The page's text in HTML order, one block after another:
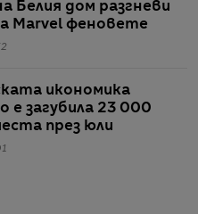
Белия дом разгневи
Marvel феновете
икономика
е загубила 23 000
през юли